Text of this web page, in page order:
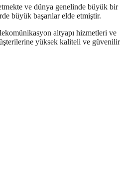
ve dünya genelinde büyük bir
büyük başarılar elde etmiştir.
altyapı hizmetleri ve
yüksek kaliteli ve güvenilir